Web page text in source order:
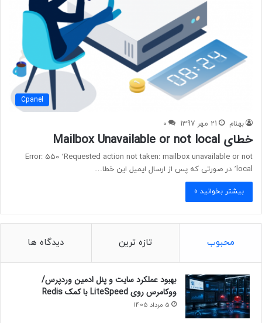
Cpanel
بهنام 21 مهر 1397 0
خطای Mailbox Unavailable or not local
Error: 550 ‘Requested action not taken: mailbox unavailable or not
local’ در صورتی که پس از ارسال ایمیل این خطا…
بیشتر بخوانید »
محبوب تازه ترین دیدگاه ها
بهبود عملکرد سایت و پنل ادمین وردپرس/
ووکامرس روی LiteSpeed با کمک Redis
5 مرداد 1405